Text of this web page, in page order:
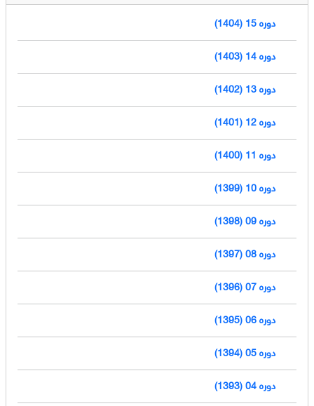
دوره 15 (1404)
دوره 14 (1403)
دوره 13 (1402)
دوره 12 (1401)
دوره 11 (1400)
دوره 10 (1399)
دوره 09 (1398)
دوره 08 (1397)
دوره 07 (1396)
دوره 06 (1395)
دوره 05 (1394)
دوره 04 (1393)